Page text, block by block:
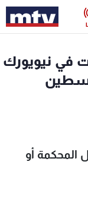
في نيويورك
المحكمة أو